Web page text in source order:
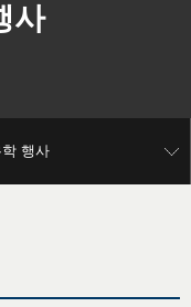
사
행사